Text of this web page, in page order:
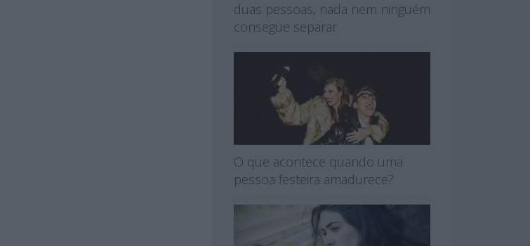
duas pessoas, nada nem ninguém
consegue separar
O que acontece quando uma
pessoa festeira amadurece?